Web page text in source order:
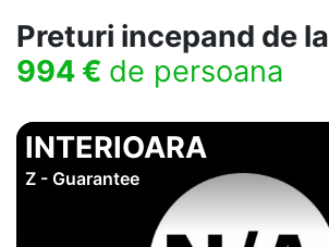
Preturi incepand de
994 € de persoana
INTERIOARA
Z - Guarantee